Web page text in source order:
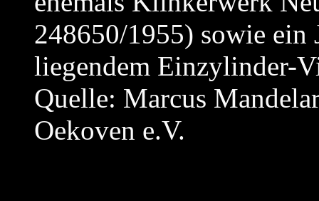
248650/1955) sowie ein
liegendem Einzylinder-
Quelle: Marcus
Oekoven e.V.